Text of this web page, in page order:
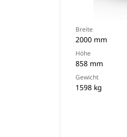
Breite
2000 mm
Höhe
858 mm
Gewicht
1598 kg